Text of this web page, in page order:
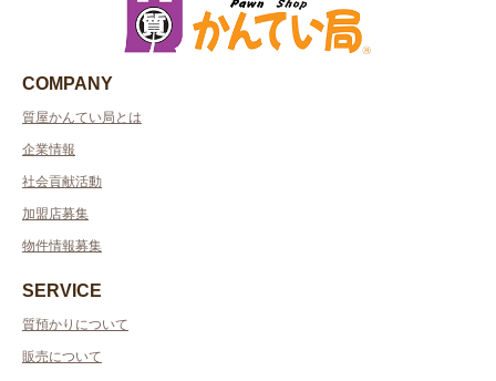
COMPANY
質屋かんてい局とは
企業情報
社会貢献活動
加盟店募集
物件情報募集
SERVICE
質預かりについて
販売について